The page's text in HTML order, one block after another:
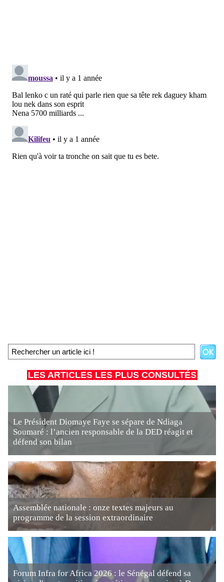
LES ARTICLES LES PLUS CONSULTÉS
Le Président Diomaye Faye se sépare de Ndiaga
Soumaré : l’ancien responsable de la DED réagit et
défend son bilan
Assemblée nationale : onze textes majeurs au
programme de la session extraordinaire
Forum Infra for Africa 2026 : le Sénégal défend sa